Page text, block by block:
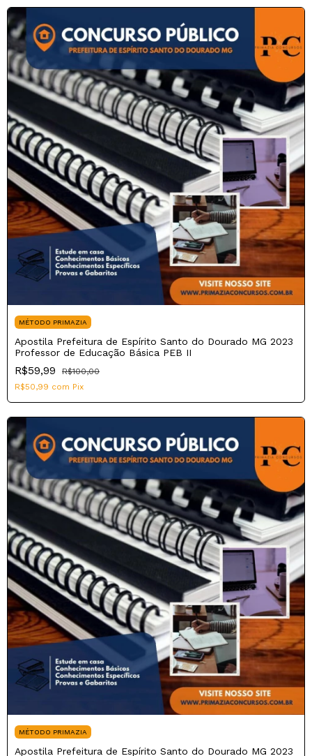
MÉTODO PRIMAZIA
Apostila Prefeitura de Espírito Santo do Dourado MG 2023
Professor de Educação Básica PEB II
R$59,99
R$100,00
R$50,99 com Pix
MÉTODO PRIMAZIA
Apostila Prefeitura de Espírito Santo do Dourado MG 2023